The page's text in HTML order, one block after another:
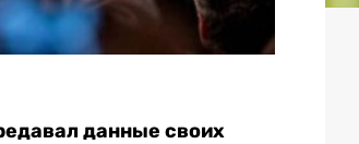
данные своих